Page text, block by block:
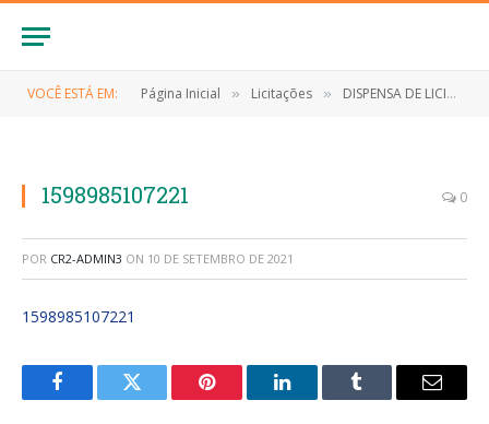
VOCÊ ESTÁ EM: Página Inicial » Licitações » DISPENSA DE LICITAÇÃO Nº 025/2020 (Contratação de empresa para aquisição de kit’s de gênero alimentícios, as famílias desabrigadas na zona rural do município de Anapurus-MA)
1598985107221 0
POR CR2-ADMIN3 ON 10 DE SETEMBRO DE 2021
1598985107221
FacebookTwitter Pinterest LinkedInTumblr
E-